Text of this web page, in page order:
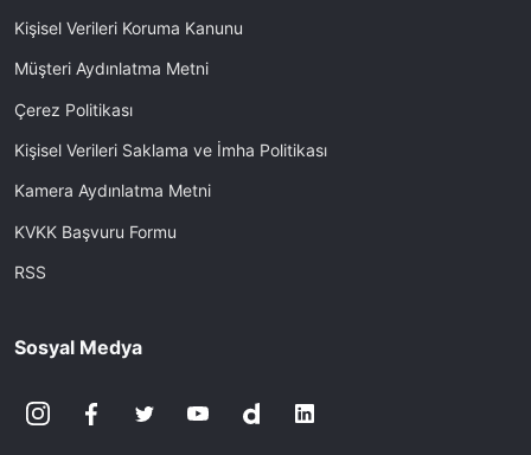
Kişisel Verileri Koruma Kanunu
Müşteri Aydınlatma Metni
Çerez Politikası
Kişisel Verileri Saklama ve İmha Politikası
Kamera Aydınlatma Metni
KVKK Başvuru Formu
RSS
Sosyal Medya